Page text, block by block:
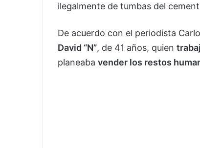
ilegalmente de tumbas del
De acuerdo con el periodista
David “N”, de 41 años, quien
planeaba vender los restos